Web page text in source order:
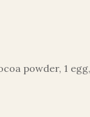
powder, 1